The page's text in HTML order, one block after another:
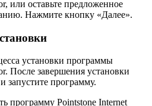
или оставьте предложенное
Нажмите кнопку «Далее».
установки программы
После завершения установки
запустите программу.
программу Pointstone Internet